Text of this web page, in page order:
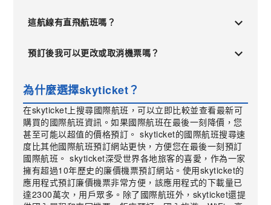
這航線有直飛航班嗎？
預訂後我可以更改或取消機票嗎？
為什麼選擇skyticket？
在skyticket上搜尋國際航班，可以立即比較並查看最新可
購買的國際航班資訊。如果國際航班在最後一刻降價，您
甚至可能以超值的價格預訂。 skyticket的國際航班搜尋速
度比其他國際航班預訂網站更快，方便您在最後一刻預訂
國際航班。 skyticket深受世界各地旅客的喜愛，作為一家
擁有超過10年歷史的廉價機票預訂網站。使用skyticket的
應用程式預訂廉價機票非常方便，該應用程式的下載量已
達2300萬次，用戶眾多。除了國際航班外，skyticket還提